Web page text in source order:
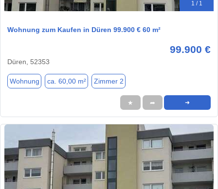
1 / 1
Wohnung zum Kaufen in Düren 99.900 € 60 m²
99.900 €
Düren, 52353
Wohnung ca. 60,00 m² Zimmer 2
★ ➦ ➜